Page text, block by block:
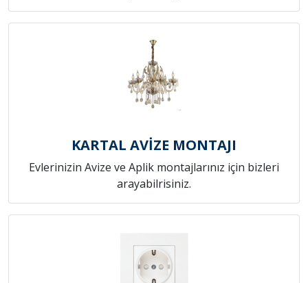
KARTAL AVİZE MONTAJI
Evlerinizin Avize ve Aplik montajlarınız için bizleri
arayabilrisiniz.